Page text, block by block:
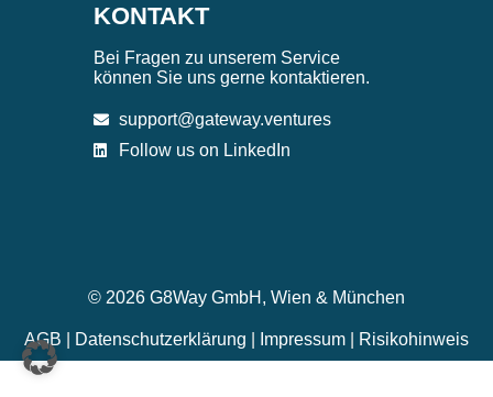
KONTAKT
Bei Fragen zu unserem Service
können Sie uns gerne kontaktieren.
support@gateway.ventures
Follow us on LinkedIn
© 2026 G8Way GmbH, Wien & München
AGB Datenschutzerklärung Impressum Risikohinweis